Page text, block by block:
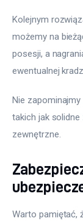
Kolejnym
możemy na
posesji, a
ewentualnej
Nie
takich jak
zewnętrzne.
Warto pamiętać,